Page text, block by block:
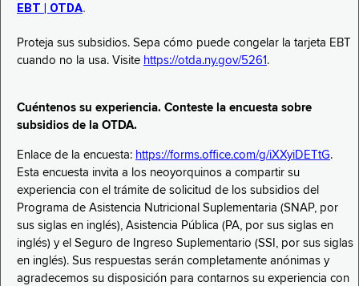
EBT | OTDA.
Proteja sus subsidios. Sepa cómo puede congelar la tarjeta EBT
cuando no la usa. Visite https://otda.ny.gov/5261 .
Cuéntenos su experiencia. Conteste la encuesta sobre
subsidios de la OTDA.
Enlace de la encuesta: https://forms.office.com/g/iXXyiDETtG.
Esta encuesta invita a los neoyorquinos a compartir su
experiencia con el trámite de solicitud de los subsidios del
Programa de Asistencia Nutricional Suplementaria (SNAP, por
sus siglas en inglés), Asistencia Pública (PA, por sus siglas en
inglés) y el Seguro de Ingreso Suplementario (SSI, por sus siglas
en inglés). Sus respuestas serán completamente anónimas y
agradecemos su disposición para contarnos su experiencia con